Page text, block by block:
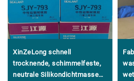
XinZeLong schnell
trocknende, schimmelfeste,
neutrale Silikondichtmasse